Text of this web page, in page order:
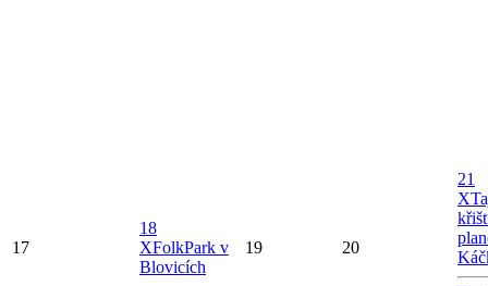
17
18
XFolkPark v
Blovicích
19 20
21
X